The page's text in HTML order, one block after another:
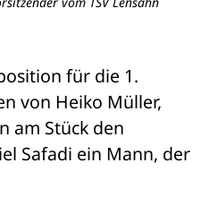
für die 1.
von Heiko Müller,
am Stück den
Safadi ein Mann, der